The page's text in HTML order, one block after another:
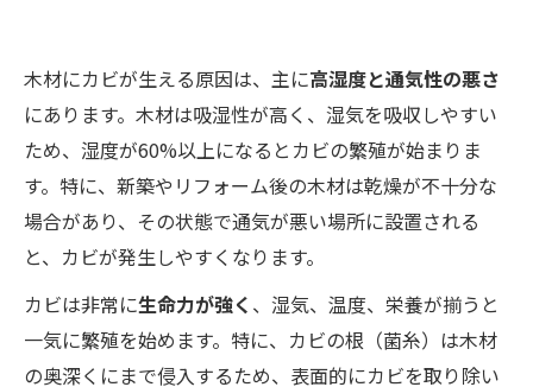
木材にカビが生える原因は、主に高湿度と通気性の悪さ
にあります。木材は吸湿性が高く、湿気を吸収しやすい
ため、湿度が60%以上になるとカビの繁殖が始まりま
す。特に、新築やリフォーム後の木材は乾燥が不十分な
場合があり、その状態で通気が悪い場所に設置される
と、カビが発生しやすくなります。
カビは非常に生命力が強く 、湿気、温度、栄養が揃うと
一気に繁殖を始めます。特に、カビの根（菌糸）は木材
の奥深くにまで侵入するため、表面的にカビを取り除い